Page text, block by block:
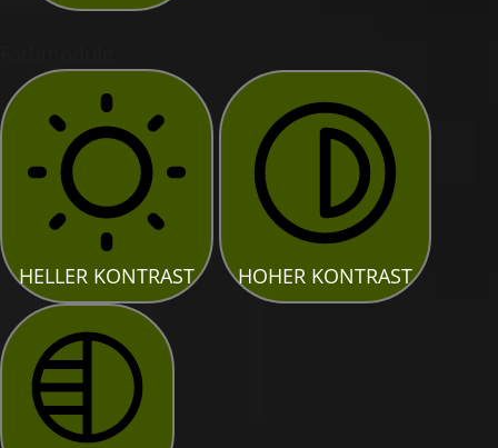
HELLER KONTRAST HOHER KONTRAST